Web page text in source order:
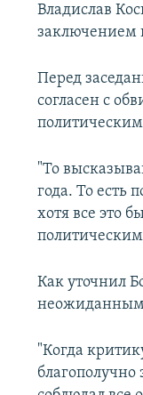
Владислав
заключением
Перед
согласен с
"То
года. То есть
хотя все это
Как уточнил
"Когда
благополучно